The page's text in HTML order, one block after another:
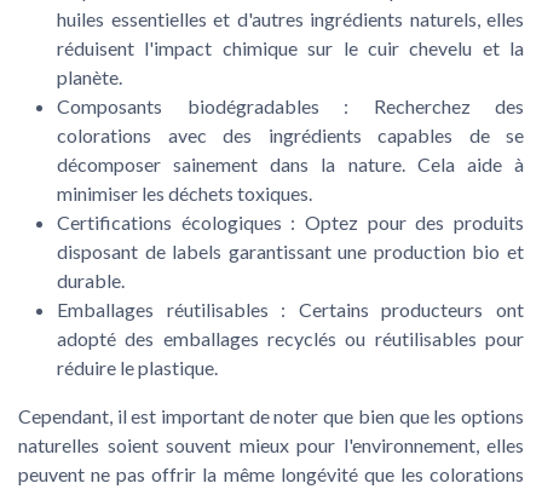
huiles essentielles et d'autres ingrédients naturels, elles
réduisent l'impact chimique sur le cuir chevelu et la
planète.
Composants biodégradables : Recherchez des
colorations avec des ingrédients capables de se
décomposer sainement dans la nature. Cela aide à
minimiser les déchets toxiques.
Certifications écologiques : Optez pour des produits
disposant de labels garantissant une production bio et
durable.
Emballages réutilisables : Certains producteurs ont
adopté des emballages recyclés ou réutilisables pour
réduire le plastique.
Cependant, il est important de noter que bien que les options
naturelles soient souvent mieux pour l'environnement, elles
peuvent ne pas offrir la même longévité que les colorations